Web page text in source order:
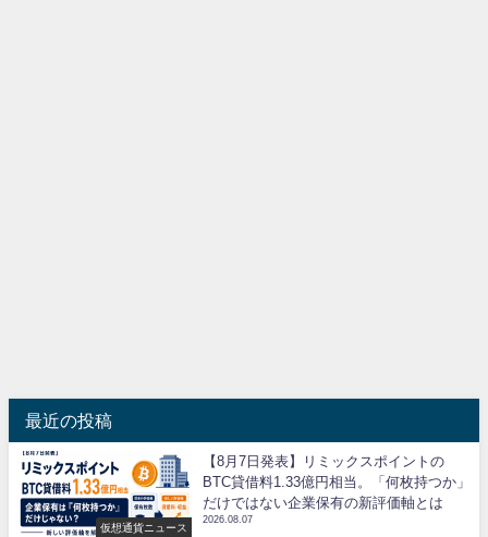
最近の投稿
仮想通貨ニュース
【8月7日発表】リミックスポイントの
BTC貸借料1.33億円相当。「何枚持つか」
だけではない企業保有の新評価軸とは
2026.08.07